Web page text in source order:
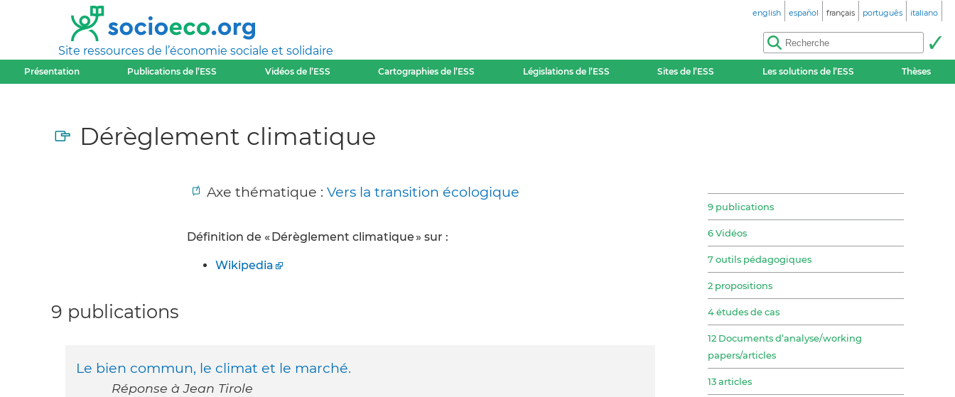
Site ressources de l’économie sociale et solidaire
english español français português italiano
Présentation Publications de l’ESS Vidéos de l’ESS Cartographies de l’ESS Législations de l’ESS Sites de l’ESS Les solutions de l’ESS Thèses
Dérèglement climatique
Axe thématique : Vers la transition écologique
Définition de « Dérèglement climatique » sur :
Wikipedia
9 publications
6 Vidéos
7 outils pédagogiques
2 propositions
4 études de cas
12 Documents d’analyse/working
papers/articles
13 articles
9 publications
Le bien commun, le climat et le marché.
Réponse à Jean Tirole